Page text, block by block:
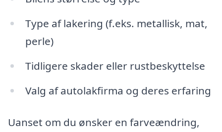
Type af lakering (f.eks. metallisk, mat,
perle)
Tidligere skader eller rustbeskyttelse
Valg af autolakfirma og deres erfaring
Uanset om du ønsker en farveændring,